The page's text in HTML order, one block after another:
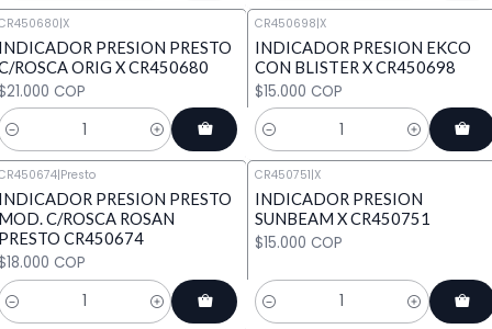
|X
PRESION PRESTO
ROSCA ORIG X CR450680
COP
CR450698|X
INDICADOR PRESION EKCO
CON BLISTER X CR450698
$15.000 COP
Cantidad
|Presto
PRESION PRESTO
C/ROSCA ROSAN
CR450674
COP
CR450751|X
INDICADOR PRESION
SUNBEAM X CR450751
$15.000 COP
Cantidad